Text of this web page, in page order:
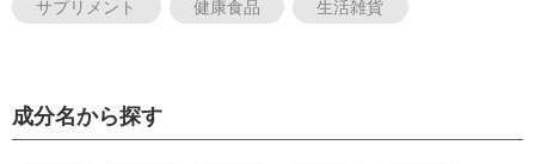
サプリメント 健康食品 生活雑貨
成分名から探す